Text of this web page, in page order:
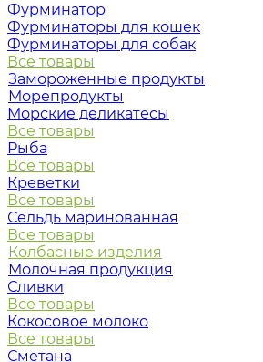
Фурминатор
Фурминаторы для кошек
Фурминаторы для собак
Все товары
Замороженные продукты
Морепродукты
Морские деликатесы
Все товары
Рыба
Все товары
Креветки
Все товары
Сельдь маринованная
Все товары
Колбасные изделия
Молочная продукция
Сливки
Все товары
Кокосовое молоко
Все товары
Сметана